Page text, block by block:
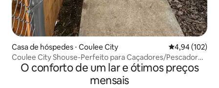
Casa de hóspedes ⋅ Coulee City 4,94 de uma
4,94 (102)
Coulee City Shouse-Perfeito para Caçadores/Pescadores
O conforto de um lar e ótimos preços
mensais